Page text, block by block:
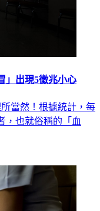
」出現5徵兆小心
當然！根據統計，每
，也就俗稱的「血